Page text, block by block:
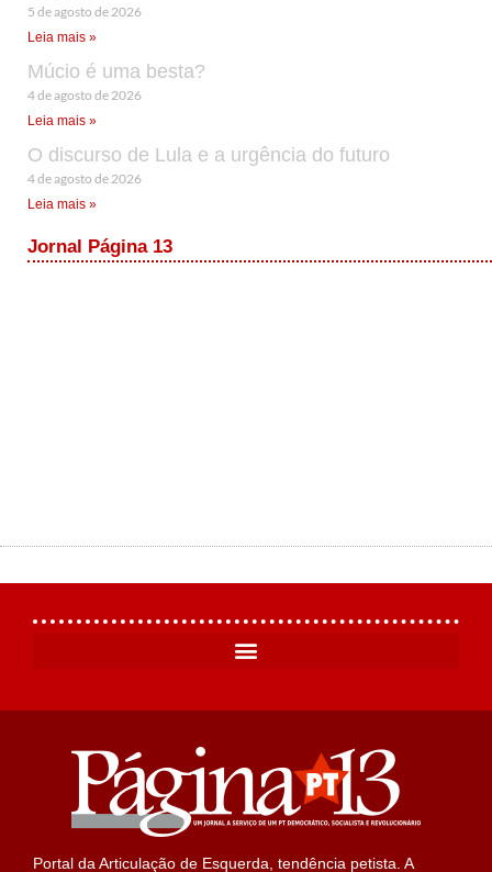
5 de agosto de 2026
Leia mais »
Múcio é uma besta?
4 de agosto de 2026
Leia mais »
O discurso de Lula e a urgência do futuro
4 de agosto de 2026
Leia mais »
Jornal Página 13
Portal da Articulação de Esquerda, tendência petista. A